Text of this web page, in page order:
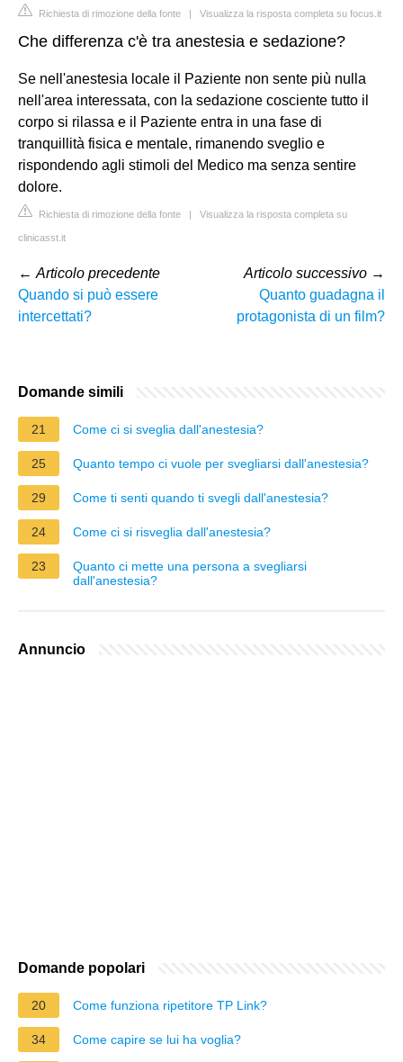
Richiesta di rimozione della fonte | Visualizza la risposta completa su focus.it
Che differenza c'è tra anestesia e sedazione?
Se nell'anestesia locale il Paziente non sente più nulla
nell'area interessata, con la sedazione cosciente tutto il
corpo si rilassa e il Paziente entra in una fase di
tranquillità fisica e mentale, rimanendo sveglio e
rispondendo agli stimoli del Medico ma senza sentire
dolore.
Richiesta di rimozione della fonte | Visualizza la risposta completa su
clinicasst.it
← Articolo precedente
Quando si può essere
intercettati?
Articolo successivo →
Quanto guadagna il
protagonista di un film?
Domande simili
21 Come ci si sveglia dall'anestesia?
25 Quanto tempo ci vuole per svegliarsi dall'anestesia?
29 Come ti senti quando ti svegli dall'anestesia?
24 Come ci si risveglia dall'anestesia?
23
Quanto ci mette una persona a svegliarsi
dall'anestesia?
Annuncio
Domande popolari
20 Come funziona ripetitore TP Link?
34 Come capire se lui ha voglia?